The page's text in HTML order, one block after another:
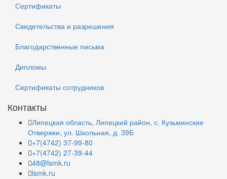
Сертификаты
Свидетельства и разрешения
Благодарственные письма
Дипломы
Сертификаты сотрудников
Контакты
Липецкая область, Липецкий район, с. Кузьминские
Отвержки, ул. Школьная, д. 39Б
+7(4742) 37-99-80
+7(4742) 27-39-44
48@lsmk.ru
lsmk.ru